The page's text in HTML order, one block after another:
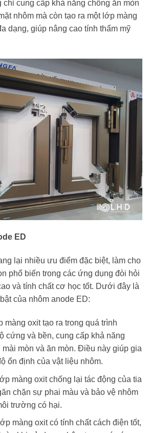
chỉ cung cấp khả năng chống ăn mòn
nhôm mà còn tạo ra một lớp màng
dạng, giúp nâng cao tính thẩm mỹ
ED
lại nhiều ưu điểm đặc biệt, làm cho
phổ biến trong các ứng dụng đòi hỏi
và tính chất cơ học tốt. Dưới đây là
của nhôm anode ED:
màng oxit tạo ra trong quá trình
cứng và bền, cung cấp khả năng
mòn và ăn mòn. Điều này giúp gia
ổn định của vật liệu nhôm.
màng oxit chống lại tác động của tia
chặn sự phai màu và bảo vệ nhôm
trường có hại.
màng oxit có tính chất cách điện tốt,